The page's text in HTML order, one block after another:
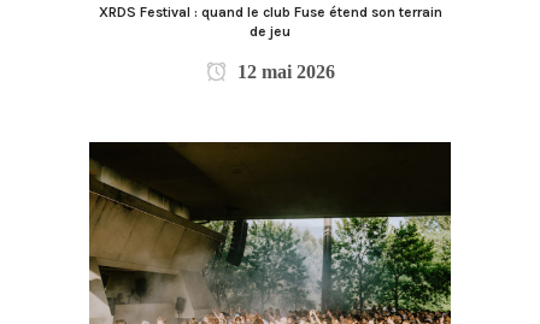
XRDS Festival : quand le club Fuse étend son terrain
de jeu
12 mai 2026